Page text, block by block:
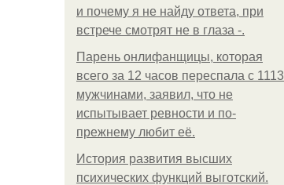
и почему я не найду ответа, при
встрече смотрят не в глаза -.
Парень онлифанщицы, которая
всего за 12 часов переспала с 1113
мужчинами, заявил, что не
испытывает ревности и по-
прежнему любит её.
История развития высших
психических функций выготский.